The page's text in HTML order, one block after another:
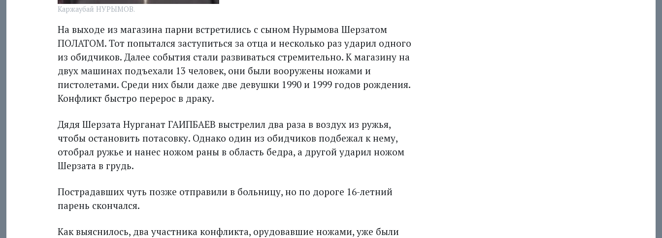
Каржаубай НУРЫМОВ.
На выходе из магазина парни встретились с сыном Нурымова Шерзатом
ПОЛАТОМ. Тот попытался заступиться за отца и несколько раз ударил одного
из обидчиков. Далее события стали развиваться стремительно. К магазину на
двух машинах подъехали 13 человек, они были вооружены ножами и
пистолетами. Среди них были даже две девушки 1990 и 1999 годов рождения.
Конфликт быстро перерос в драку.
Дядя Шерзата Нурганат ГАИПБАЕВ выстрелил два раза в воздух из ружья,
чтобы остановить потасовку. Однако один из обидчиков подбежал к нему,
отобрал ружье и нанес ножом раны в область бедра, а другой ударил ножом
Шерзата в грудь.
Пострадавших чуть позже отправили в больницу, но по дороге 16-летний
парень скончался.
Как выяснилось, два участника конфликта, орудовавшие ножами, уже были